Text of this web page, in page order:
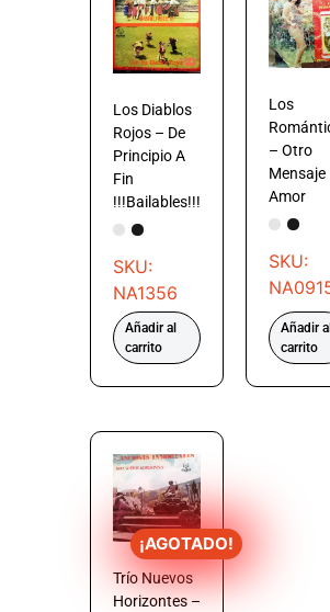
Los Diablos
Rojos – De
Principio A
Fin
!!!Bailables!!!
SKU:
NA1356
Añadir al
carrito
Los
– Otro
Mensaje
Amor
SKU:
Añadir
carrito
¡AGOTADO!
Trío Nuevos
Horizontes –